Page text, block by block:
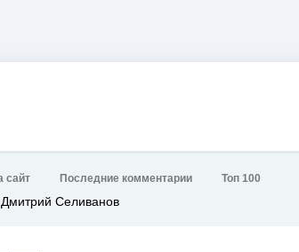
сайт Последние комментарии Топ 100
Дмитрий Селиванов